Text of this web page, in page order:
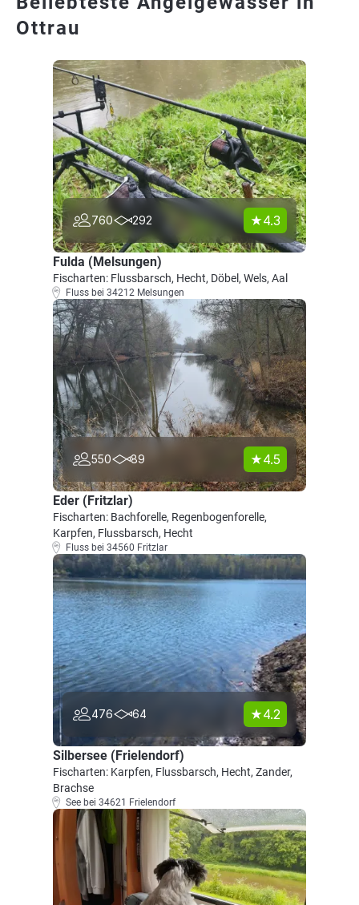
Ottrau
760 292 4.3
Fulda (Melsungen)
Fischarten: Flussbarsch, Hecht, Döbel, Wels, Aal
Fluss bei 34212 Melsungen
550 89 4.5
Eder (Fritzlar)
Fischarten: Bachforelle, Regenbogenforelle,
Karpfen, Flussbarsch, Hecht
Fluss bei 34560 Fritzlar
476 64 4.2
Silbersee (Frielendorf)
Fischarten: Karpfen, Flussbarsch, Hecht, Zander,
Brachse
See bei 34621 Frielendorf